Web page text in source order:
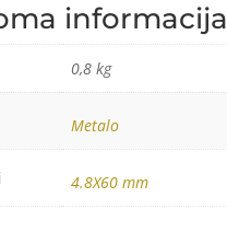
informacija
0,8 kg
Metalo
4.8X60 mm